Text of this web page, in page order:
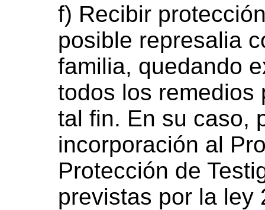
f) Recibir
posible represalia
familia, quedando
todos los remedios
tal fin. En su caso,
incorporación al
Protección de
previstas por la ley